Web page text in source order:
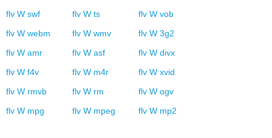
flv W swf flv W ts flv W vob
flv W webm flv W wmv flv W 3g2
flv W amr flv W asf flv W divx
flv W f4v flv W m4r flv W xvid
flv W rmvb flv W rm flv W ogv
flv W mpg flv W mpeg flv W mp2